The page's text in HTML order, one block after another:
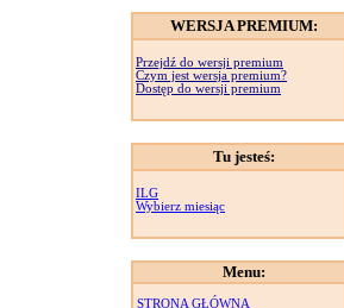
WERSJA PREMIUM:
Przejdź do wersji premium
Czym jest wersja premium?
Dostęp do wersji premium
Tu jesteś:
ILG
Wybierz miesiąc
Menu:
STRONA GŁÓWNA